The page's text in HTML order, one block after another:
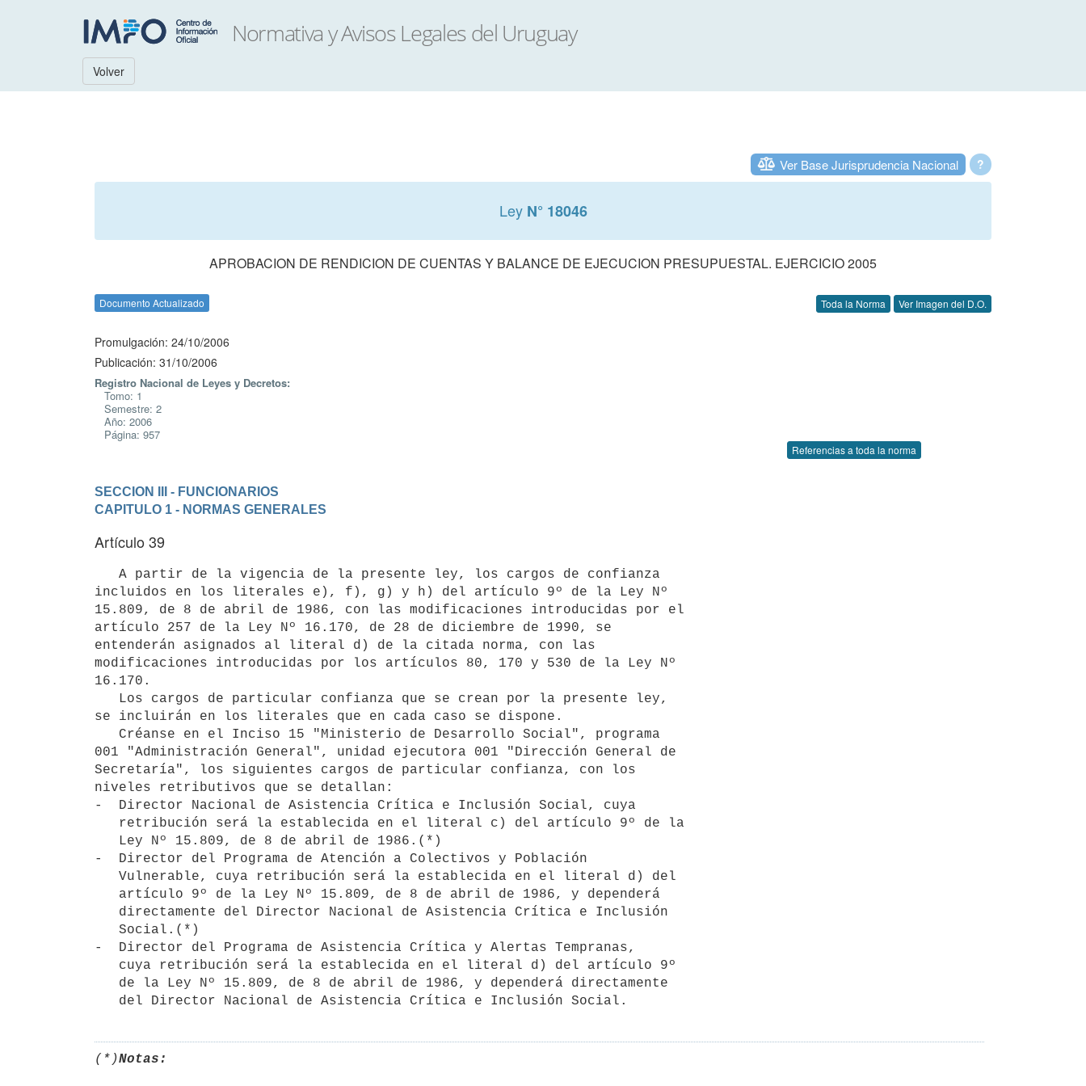
Volver
?
Ver Base Jurisprudencia Nacional
Ley N° 18046
APROBACION DE RENDICION DE CUENTAS Y BALANCE DE EJECUCION PRESUPUESTAL. EJERCICIO 2005
Documento Actualizado Toda la Norma Ver Imagen del D.O.
Promulgación: 24/10/2006
Publicación: 31/10/2006
Registro Nacional de Leyes y Decretos:
Tomo: 1
Semestre: 2
Año: 2006
Página: 957
Referencias a toda la norma
SECCION III - FUNCIONARIOS
CAPITULO 1 - NORMAS GENERALES
Artículo 39
incluidos en los literales e), f), g) y h) del artículo 9º de la Ley Nº
15.809, de 8 de abril de 1986, con las modificaciones introducidas por el
artículo 257 de la Ley Nº 16.170, de 28 de diciembre de 1990, se
entenderán asignados al literal d) de la citada norma, con las
modificaciones introducidas por los artículos 80, 170 y 530 de la Ley Nº
16.170.
se incluirán en los literales que en cada caso se dispone.
001 "Administración General", unidad ejecutora 001 "Dirección General de
Secretaría", los siguientes cargos de particular confianza, con los
niveles retributivos que se detallan:
-  Director Nacional de Asistencia Crítica e Inclusión Social, cuya
-  Director del Programa de Atención a Colectivos y Población
-  Director del Programa de Asistencia Crítica y Alertas Tempranas,
(*)Notas: